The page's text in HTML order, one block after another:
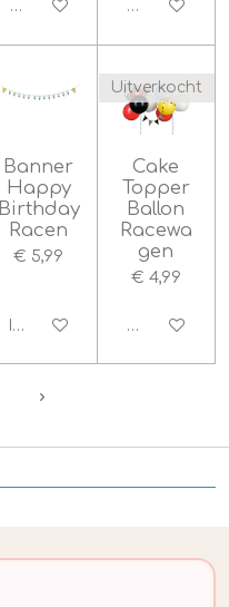
Houd mij op de hoogte
Houd mij
Banner
Happy
Birthday
Racen
€ 5,99
In winkelwagen
Uitverkocht
Cake
Topper
Ballon
Racewa
gen
€ 4,99
Houd mij